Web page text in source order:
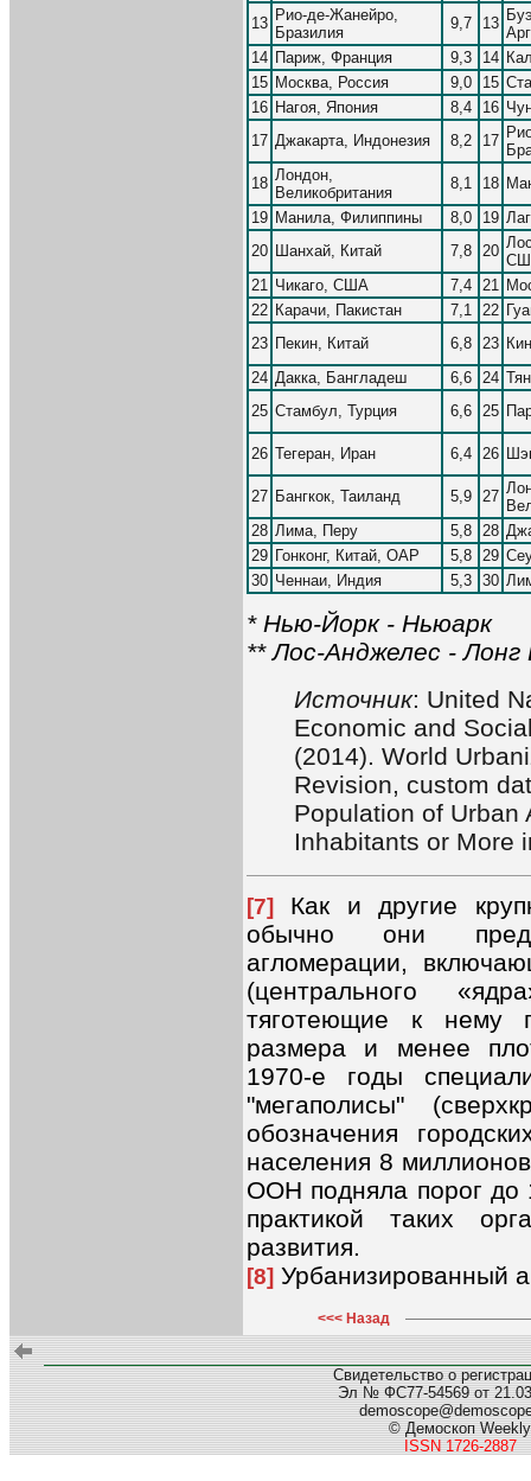
13 Рио-де-Жанейро,
Бразилия
9,7 13
14 Париж, Франция 9,3 14
15 Москва, Россия 9,0 15
16 Нагоя, Япония 8,4 16
17 Джакарта, Индонезия 8,2 17
18 Лондон,
Великобритания
8,1 18
19 Манила, Филиппины 8,0 19
20 Шанхай, Китай 7,8 20
21 Чикаго, США 7,4 21
22 Карачи, Пакистан 7,1 22
23 Пекин, Китай 6,8 23
24 Дакка, Бангладеш 6,6 24
25 Стамбул, Турция 6,6 25
26 Тегеран, Иран 6,4 26
27 Бангкок, Таиланд 5,9 27
28 Лима, Перу 5,8 28
29 Гонконг, Китай, ОАР 5,8 29
30 Ченнаи, Индия 5,3 30
* Нью-Йорк - Ньюарк
** Лос-Анджелес -
Источник: United
Economic and
(2014). World
Revision, custom
Population of Urban
Inhabitants or More
[7]
Как и другие
обычно они
агломерации,
(центрального
тяготеющие к нему
размера и менее
1970-е годы
"мегаполисы"
обозначения
населения 8
ООН подняла порог до
практикой таких
развития.
[8] Урбанизированный
<<< Назад
Свидетельство о
Эл № ФС77-54569 от
© Демоскоп Weekly
ISSN 1726-2887